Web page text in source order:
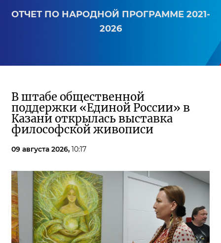
ОТЧЕТ ПО НАРОДНОЙ ПРОГРАММЕ 2021-
2026
В штабе общественной
поддержки «Единой России» в
Казани открылась выставка
философской живописи
09 августа 2026, 10:17